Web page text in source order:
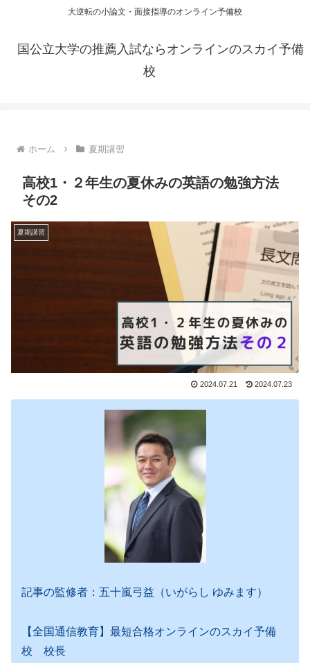
大逆転の小論文・面接指導のオンライン予備校
国公立大学の推薦入試ならオンラインのスカイ予備
校
ホーム 夏期講習
高校1・２年生の夏休みの英語の勉強方法
その2
夏期講習
2024.07.21 2024.07.23
記事の監修者：五十嵐弓益（いがらし ゆみます）
【全国通信教育】最短合格オンラインのスカイ予備
校 校長